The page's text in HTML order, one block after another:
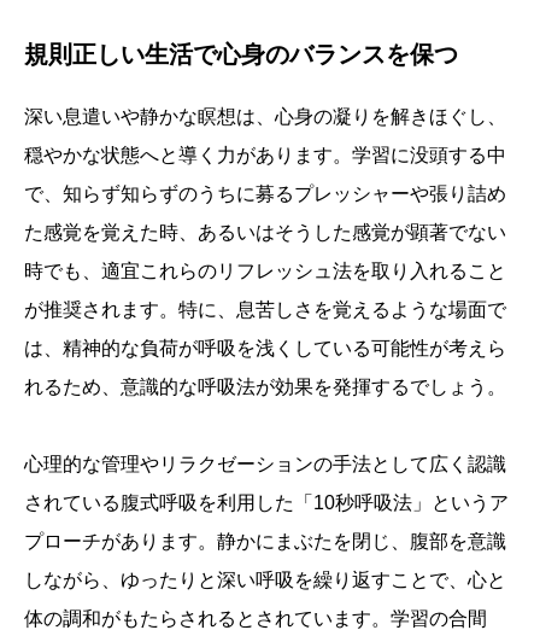
規則正しい生活で心身のバランスを保つ
深い息遣いや静かな瞑想は、心身の凝りを解きほぐし、
穏やかな状態へと導く力があります。学習に没頭する中
で、知らず知らずのうちに募るプレッシャーや張り詰め
た感覚を覚えた時、あるいはそうした感覚が顕著でない
時でも、適宜これらのリフレッシュ法を取り入れること
が推奨されます。特に、息苦しさを覚えるような場面で
は、精神的な負荷が呼吸を浅くしている可能性が考えら
れるため、意識的な呼吸法が効果を発揮するでしょう。
心理的な管理やリラクゼーションの手法として広く認識
されている腹式呼吸を利用した「10秒呼吸法」というア
プローチがあります。静かにまぶたを閉じ、腹部を意識
しながら、ゆったりと深い呼吸を繰り返すことで、心と
体の調和がもたらされるとされています。学習の合間